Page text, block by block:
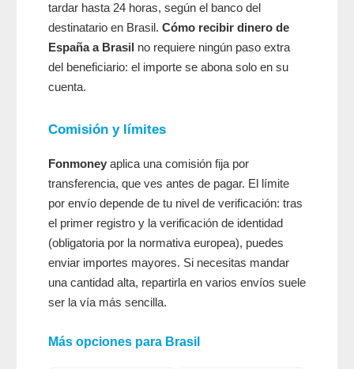
tardar hasta 24 horas, según el banco del
destinatario en Brasil. Cómo recibir dinero de
España a Brasil no requiere ningún paso extra
del beneficiario: el importe se abona solo en su
cuenta.
Comisión y límites
Fonmoney aplica una comisión fija por
transferencia, que ves antes de pagar. El límite
por envío depende de tu nivel de verificación: tras
el primer registro y la verificación de identidad
(obligatoria por la normativa europea), puedes
enviar importes mayores. Si necesitas mandar
una cantidad alta, repartirla en varios envíos suele
ser la vía más sencilla.
Más opciones para Brasil